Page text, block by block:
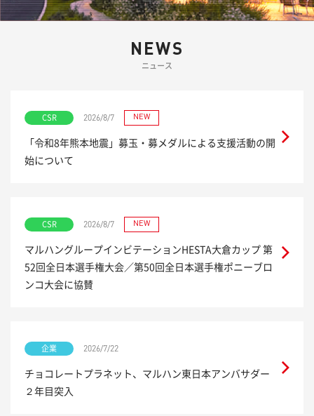
NEWS
ニュース
CSR 2026/8/7 NEW
「令和8年熊本地震」募玉・募メダルによる支援活動の開
始について
CSR 2026/8/7 NEW
マルハングループインビテーションHESTA大倉カップ 第
52回全日本選手権大会／第50回全日本選手権ポニーブロ
ンコ大会に協賛
企業 2026/7/22
チョコレートプラネット、マルハン東日本アンバサダー
２年目突入